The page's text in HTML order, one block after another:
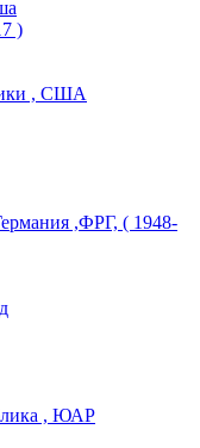
)
, США
,ФРГ, ( 1948-
, ЮАР